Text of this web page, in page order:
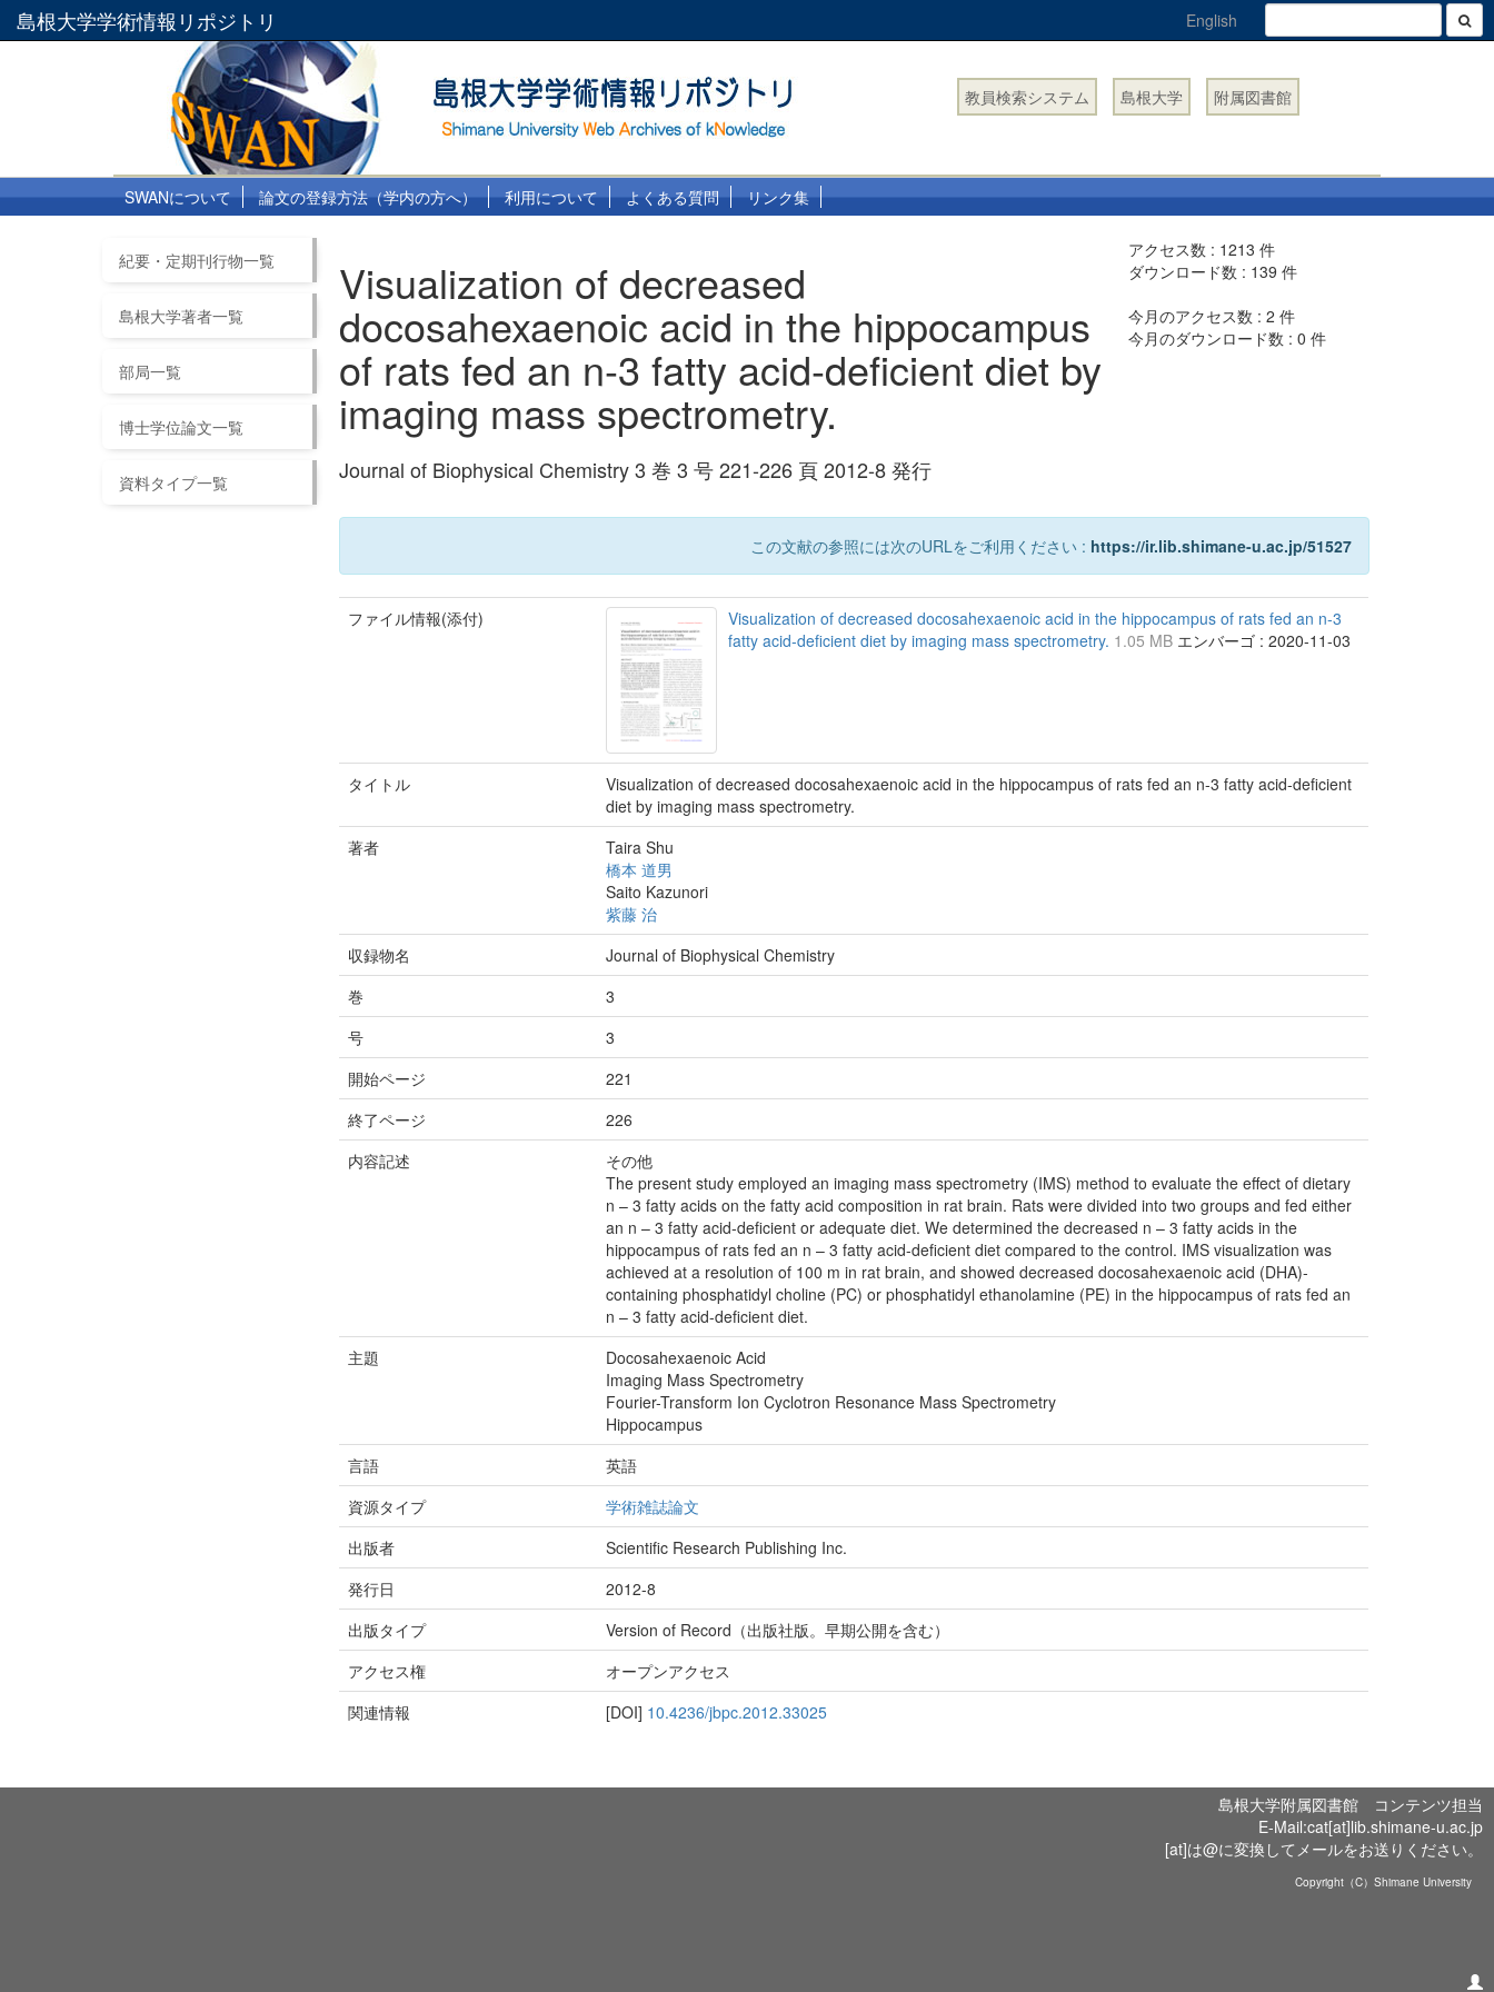
島根大学学術情報リポジトリ English
教員検索システム 島根大学 附属図書館
SWANについて 論文の登録方法（学内の方へ） 利用について よくある質問 リンク集
紀要・定期刊行物一覧
島根大学著者一覧
部局一覧
博士学位論文一覧
資料タイプ一覧
Visualization of decreased
docosahexaenoic acid in the hippocampus
of rats fed an n-3 fatty acid-deficient diet by
imaging mass spectrometry.
Journal of Biophysical Chemistry 3 巻 3 号 221-226 頁 2012-8 発行
アクセス数 : 1213 件
ダウンロード数 : 139 件
今月のアクセス数 :2 件
今月のダウンロード数 :0 件
この文献の参照には次のURLをご利用ください : https://ir.lib.shimane-u.ac.jp/51527
ファイル情報(添付)
Visualization of decreased docosahexaenoic acid in the hippocampus of rats fed an n-3
fatty acid-deficient diet by imaging mass spectrometry. 1.05 MB エンバーゴ : 2020-11-03
タイトル
Visualization of decreased docosahexaenoic acid in the hippocampus of rats fed an n-3 fatty acid-deficient
diet by imaging mass spectrometry.
著者
Taira Shu
橋本 道男
Saito Kazunori
紫藤 治
収録物名
Journal of Biophysical Chemistry
巻
3
号
3
開始ページ
221
終了ページ
226
内容記述
その他
The present study employed an imaging mass spectrometry (IMS) method to evaluate the effect of dietary
n – 3 fatty acids on the fatty acid composition in rat brain. Rats were divided into two groups and fed either
an n – 3 fatty acid-deficient or adequate diet. We determined the decreased n – 3 fatty acids in the
hippocampus of rats fed an n – 3 fatty acid-deficient diet compared to the control. IMS visualization was
achieved at a resolution of 100 m in rat brain, and showed decreased docosahexaenoic acid (DHA)-
containing phosphatidyl choline (PC) or phosphatidyl ethanolamine (PE) in the hippocampus of rats fed an
n – 3 fatty acid-deficient diet.
主題
Docosahexaenoic Acid
Imaging Mass Spectrometry
Fourier-Transform Ion Cyclotron Resonance Mass Spectrometry
Hippocampus
言語
英語
資源タイプ
学術雑誌論文
出版者
Scientific Research Publishing Inc.
発行日
2012-8
出版タイプ
Version of Record（出版社版。早期公開を含む）
アクセス権
オープンアクセス
関連情報
[DOI] 10.4236/jbpc.2012.33025
島根大学附属図書館 コンテンツ担当
E-Mail:cat[at]lib.shimane-u.ac.jp
[at]は@に変換してメールをお送りください。
Copyright（C）Shimane University